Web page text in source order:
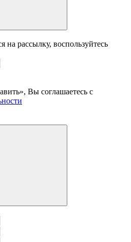
на рассылку, воспользуйтесь
Вы соглашаетесь с